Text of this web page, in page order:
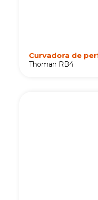
Curvadora de
Thoman RB4